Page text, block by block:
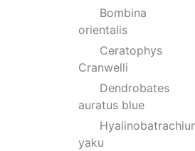
Bombina
orientalis
Ceratophys
Cranwelli
Dendrobates
auratus blue
yaku